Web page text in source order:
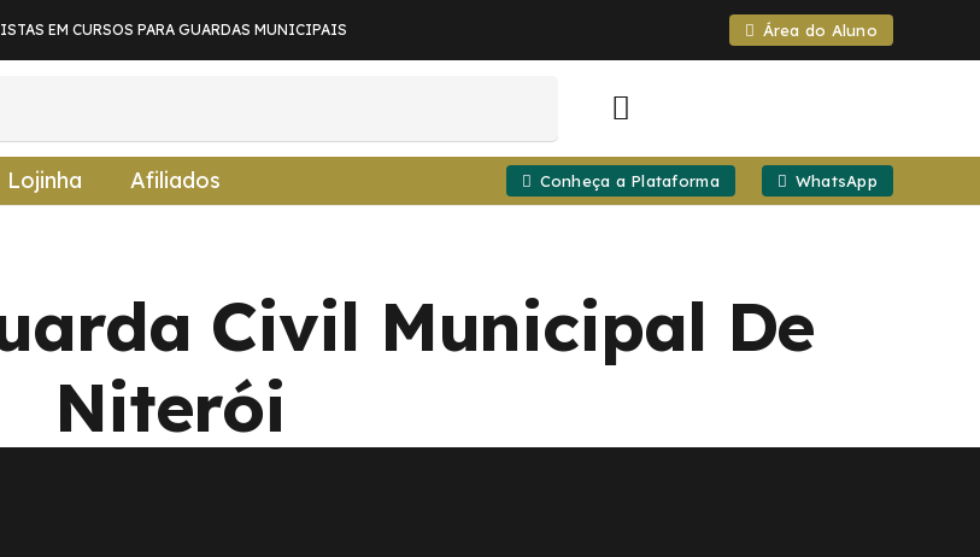
EM CURSOS PARA GUARDAS MUNICIPAIS Área do Aluno
Lojinha Afiliados Conheça a Plataforma WhatsApp
Civil Municipal De
Niterói